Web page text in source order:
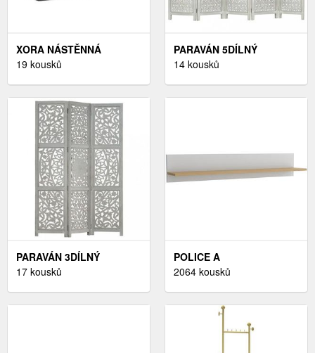
XORA NÁSTĚNNÁ
POLICE,
19 kousků
PARAVÁN 5DÍLNÝ
DEKORHOME
14 kousků
PARAVÁN 3DÍLNÝ
DEKORHOME
17 kousků
POLICE A
POLIČKY,NÁBYTEK
2064 kousků